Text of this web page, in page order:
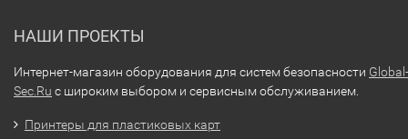
НАШИ ПРОЕКТЫ
Интернет-магазин оборудования для систем безопасности Global-
Sec.Ru с широким выбором и сервисным обслуживанием.
Принтеры для пластиковых карт